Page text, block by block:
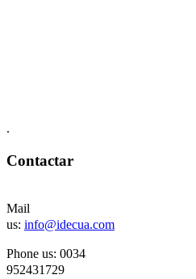
.
Contactar
Mail
us: info@idecua.com
Phone us: 0034
952431729